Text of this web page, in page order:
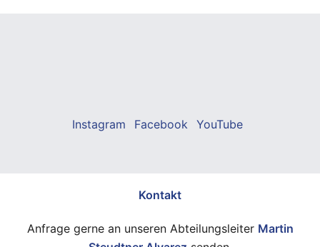
Instagram Facebook YouTube
Kontakt
Anfrage gerne an unseren Abteilungsleiter Martin